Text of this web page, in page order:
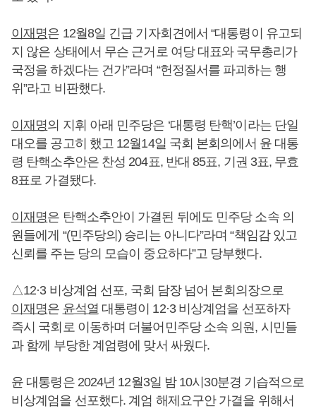
이재명은 12월8일 긴급 기자회견에서 “대통령이 유고되
지 않은 상태에서 무슨 근거로 여당 대표와 국무총리가
국정을 하겠다는 건가”라며 “헌정질서를 파괴하는 행
위”라고 비판했다.
이재명의 지휘 아래 민주당은 ‘대통령 탄핵’이라는 단일
대오를 공고히 했고 12월14일 국회 본회의에서 윤 대통
령 탄핵소추안은 찬성 204표, 반대 85표, 기권 3표, 무효
8표로 가결됐다.
이재명은 탄핵소추안이 가결된 뒤에도 민주당 소속 의
원들에게 “(민주당의) 승리는 아니다”라며 “책임감 있고
신뢰를 주는 당의 모습이 중요하다”고 당부했다.
△12·3 비상계엄 선포, 국회 담장 넘어 본회의장으로
이재명은 윤석열 대통령이 12·3 비상계엄을 선포하자
즉시 국회로 이동하며 더불어민주당 소속 의원, 시민들
과 함께 부당한 계엄령에 맞서 싸웠다.
윤 대통령은 2024년 12월3일 밤 10시30분경 기습적으로
비상계엄을 선포했다. 계엄 해제요구안 가결을 위해서